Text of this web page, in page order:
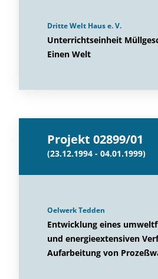
Dritte Welt Haus e. V.
Unterrichtseinheit
Einen Welt
Projekt 02899/01
(23.12.1994 - 04.01.1999)
Oelwerk Tedden
Entwicklung eines
und energieextensiven
Aufarbeitung von